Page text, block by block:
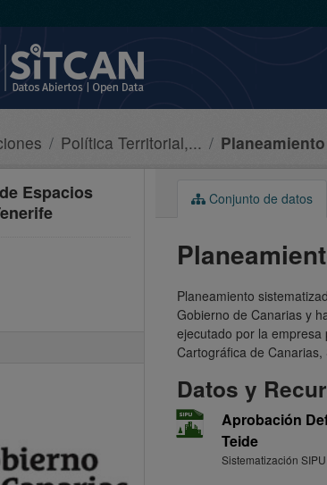
Política Territorial,...
Espacios
Conjunto de datos
Planeamiento
Gobierno de Canarias y
ejecutado por la
Cartográfica de Canarias,
Datos y
Aprobación
Teide
Sistematización